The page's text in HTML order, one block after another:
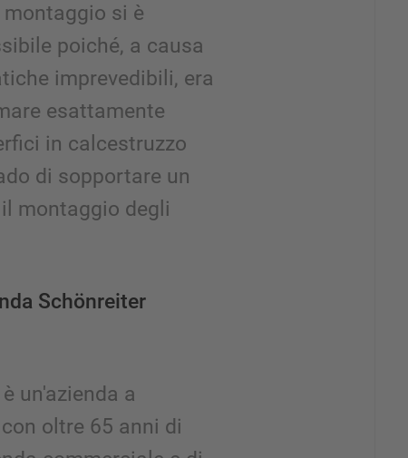
si è
poiché, a causa
imprevedibili, era
esattamente
in calcestruzzo
di sopportare un
montaggio degli
Schönreiter
un'azienda a
oltre 65 anni di